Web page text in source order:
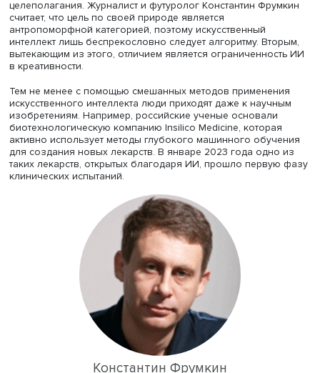
и может быть отличным ассистентом или цифровым
помощником благодаря верно встроенным в него
алгоритмам, полагает эксперт.
В целом ИИ изобретался с целью создания полной
при этом у него есть ряд отличий от интеллекта
Одним из них является отсутствие возможности
целеполагания. Журналист и футуролог Константин
считает, что цель по своей природе является
антропоморфной категорией, поэтому искусственный
интеллект лишь беспрекословно следует алгоритму.
вытекающим из этого, отличием является
Тем не менее с помощью смешанных методов
искусственного интеллекта люди приходят даже к
изобретениям. Например, российские ученые основали
биотехнологическую компанию Insilico Medicine,
активно использует методы глубокого машинного
для создания новых лекарств. В январе 2023 года
таких лекарств, открытых благодаря ИИ, прошло
клинических испытаний.